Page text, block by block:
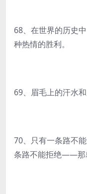
68、在世界的历史
种热情的胜利。
69、眉毛上的汗水
70、只有一条路不
条路不能拒绝——那